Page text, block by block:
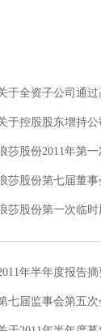
于全资子公司通
于控股股东增持
莎股份2011年第
莎股份第七届董
莎股份第一次临
年半年度报告摘
七届监事会第五